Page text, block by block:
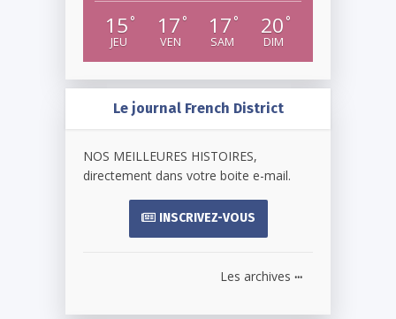
15 °
JEU
17 °
VEN
17 °
SAM
20 °
DIM
Le journal French District
NOS MEILLEURES HISTOIRES,
directement dans votre boite e-mail.
INSCRIVEZ-VOUS
Les archives ...